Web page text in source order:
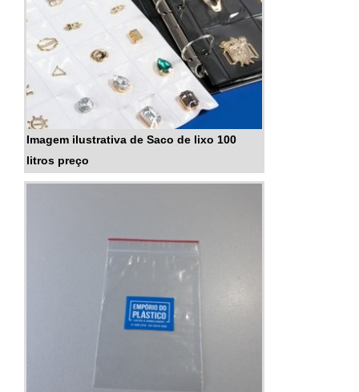
Imagem ilustrativa de Saco de lixo 100
litros preço